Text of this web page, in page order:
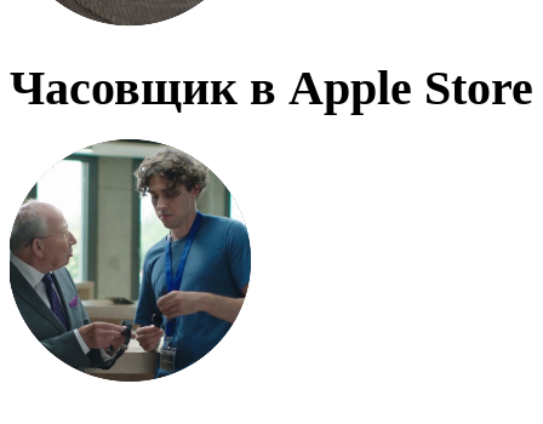
Часовщик в Apple Store